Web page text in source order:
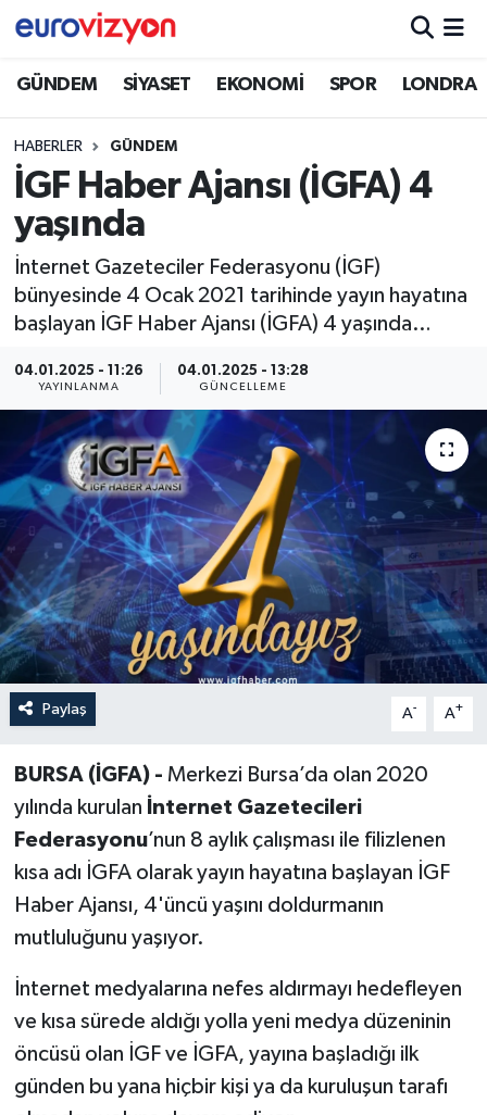
GÜNDEM SİYASET EKONOMİ SPOR LONDRA
HABERLER GÜNDEM
İGF Haber Ajansı (İGFA) 4
yaşında
İnternet Gazeteciler Federasyonu (İGF)
bünyesinde 4 Ocak 2021 tarihinde yayın hayatına
başlayan İGF Haber Ajansı (İGFA) 4 yaşında…
04.01.2025 - 11:26
YAYINLANMA
04.01.2025 - 13:28
GÜNCELLEME
Paylaş A- A+
BURSA (İGFA) - Merkezi Bursa’da olan 2020
yılında kurulan İnternet Gazetecileri
Federasyonu’nun 8 aylık çalışması ile filizlenen
kısa adı İGFA olarak yayın hayatına başlayan İGF
Haber Ajansı, 4'üncü yaşını doldurmanın
mutluluğunu yaşıyor.
İnternet medyalarına nefes aldırmayı hedefleyen
ve kısa sürede aldığı yolla yeni medya düzeninin
öncüsü olan İGF ve İGFA, yayına başladığı ilk
günden bu yana hiçbir kişi ya da kuruluşun tarafı